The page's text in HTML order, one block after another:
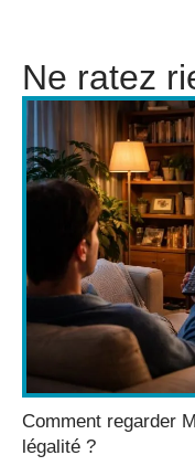
Ne ratez
Comment regarder
légalité ?